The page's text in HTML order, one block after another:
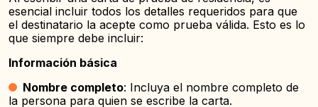
esencial incluir todos los detalles requeridos para que
el destinatario la acepte como prueba válida. Esto es lo
que siempre debe incluir:
Información básica
Nombre completo: Incluya el nombre completo de
la persona para quien se escribe la carta.